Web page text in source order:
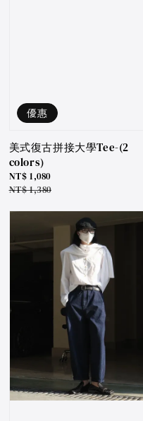
優惠
美式復古拼接大學Tee-(2
colors)
Sale
price
NT$ 1,080
Regular
NT$ 1,380